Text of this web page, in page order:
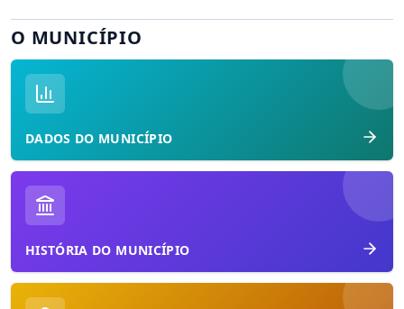
O MUNICÍPIO
DADOS DO MUNICÍPIO
HISTÓRIA DO MUNICÍPIO